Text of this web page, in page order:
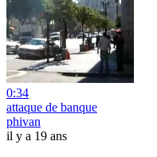
0:34
attaque de banque
phivan
il y a 19 ans